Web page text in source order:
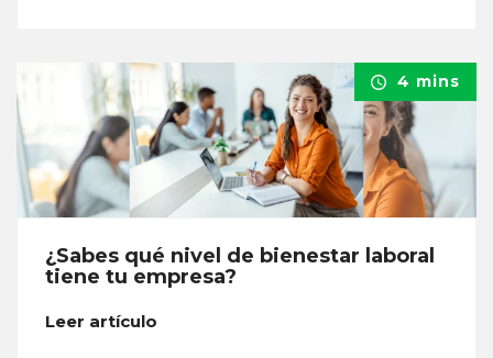
4 mins
¿Sabes qué nivel de bienestar laboral
tiene tu empresa?
Leer artículo